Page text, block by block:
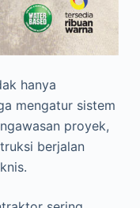
hanya
mengatur sistem
proyek,
berjalan